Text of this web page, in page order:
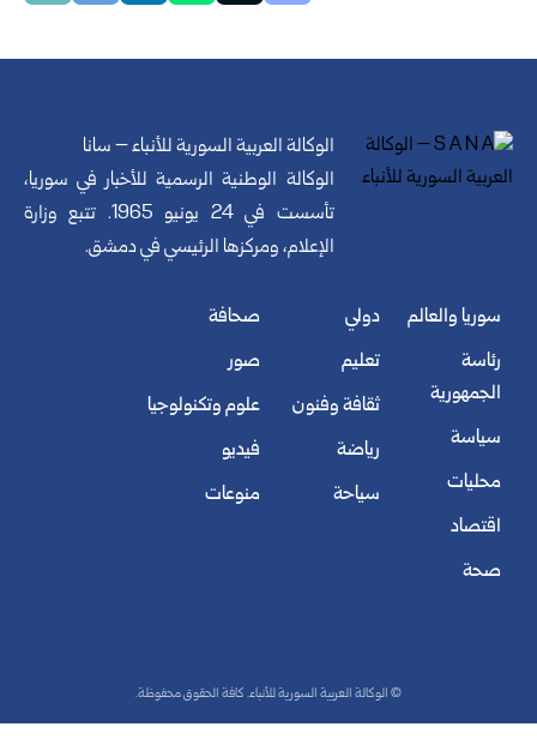
الوكالة العربية السورية للأنباء – سانا
الوكالة الوطنية الرسمية للأخبار في سوريا،
تأسست في 24 يونيو 1965. تتبع وزارة
الإعلام، ومركزها الرئيسي في دمشق.
سوريا والعالم
رئاسة
الجمهورية
سياسة
محليات
اقتصاد
صحة
دولي
تعليم
ثقافة وفنون
رياضة
سياحة
صحافة
صور
علوم وتكنولوجيا
فيديو
منوعات
© الوكالة العربية السورية للأنباء. كافة الحقوق محفوظة.